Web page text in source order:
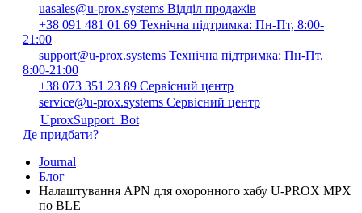
uasales@u-prox.systems Відділ продажів
+38 091 481 01 69 Технічна підтримка: Пн-Пт, 8:00-
21:00
support@u-prox.systems Технічна підтримка: Пн-Пт,
8:00-21:00
+38 073 351 23 89 Сервісний центр
service@u-prox.systems Сервісний центр
UproxSupport_Bot
Де придбати?
Journal
Блог
Налаштування APN для охоронного хабу U-PROX MPX
по BLE